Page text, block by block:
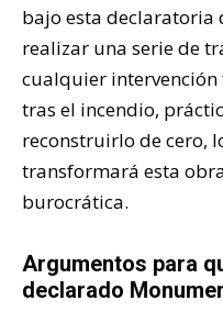
bajo esta declaratoria
realizar una serie de
cualquier intervención
tras el incendio,
reconstruirlo de cero,
transformará esta
burocrática.
Argumentos para
declarado